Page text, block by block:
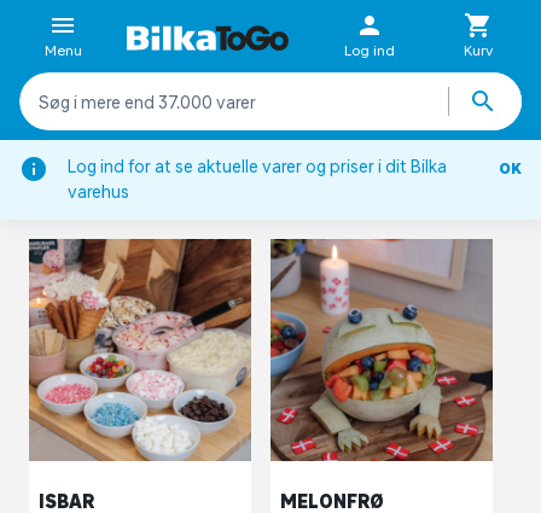
Log ind for at se aktuelle varer og priser i dit Bilka
varehus
OK
Menu Log ind Kurv
Forside Inspiration Opskrifter Madhacks
MADHACKS OG -TRICKS
ISBAR MELONFRØ